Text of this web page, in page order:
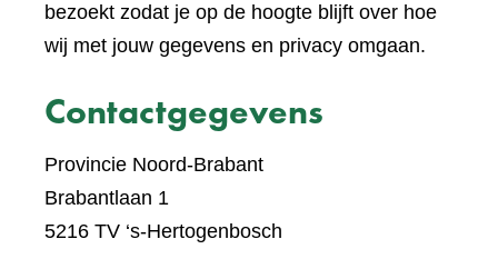
bezoekt zodat je op de hoogte blijft over hoe
wij met jouw gegevens en privacy omgaan.
Contactgegevens
Provincie Noord-Brabant
Brabantlaan 1
5216 TV ‘s-Hertogenbosch